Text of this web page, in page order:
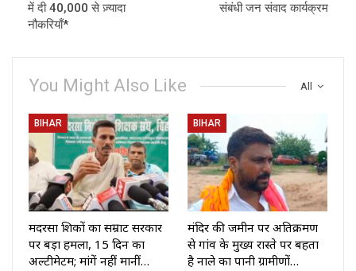
में दी 40,000 से ज़्यादा
नौकरियाँ*
संबंधी जन संवाद कार्यक्रम
All
You Might Also Like
BIHAR
मदरसा शिक्षकों का सम्राट सरकार
पर बड़ा हमला, 15 दिन का
अल्टीमेटम; मांगें नहीं मानीं…
BIHAR
मंदिर की जमीन पर अतिक्रमण
से गांव के मुख्य रास्ते पर बहता
है नाले का पानी ग्रामीणों…